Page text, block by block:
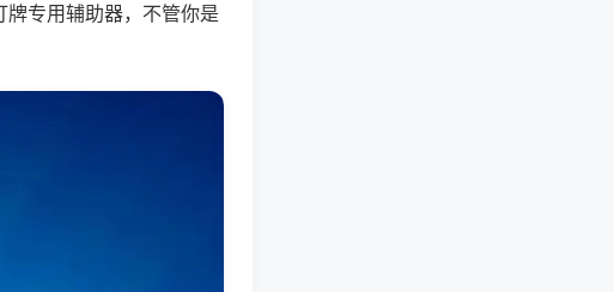
专用辅助器，不管你是